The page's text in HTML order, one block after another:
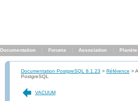
Documentation Forums Association Planète
Documentation PostgreSQL 8.1.23 > Référence >
PostgreSQL
VACUUM